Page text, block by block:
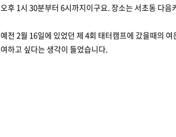
오후 1시 30분부터 6시까지이구요. 장소는 서초동 다음
예전 2월 16일에 있었던 제 4회 태터캠프에 갔을때의
여하고 싶다는 생각이 들었습니다.